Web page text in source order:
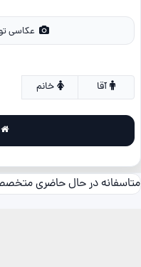
خانم
متاسفانه در حال حاضری